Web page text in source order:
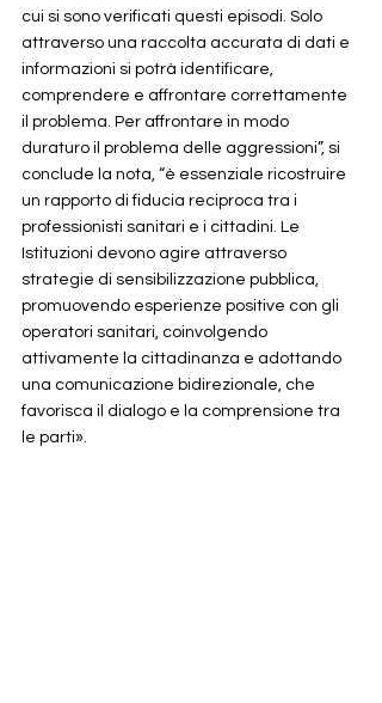
cui si sono verificati questi episodi. Solo
attraverso una raccolta accurata di dati e
informazioni si potrà identificare,
comprendere e affrontare correttamente
il problema. Per affrontare in modo
duraturo il problema delle aggressioni”, si
conclude la nota, “è essenziale ricostruire
un rapporto di fiducia reciproca tra i
professionisti sanitari e i cittadini. Le
Istituzioni devono agire attraverso
strategie di sensibilizzazione pubblica,
promuovendo esperienze positive con gli
operatori sanitari, coinvolgendo
attivamente la cittadinanza e adottando
una comunicazione bidirezionale, che
favorisca il dialogo e la comprensione tra
le parti».